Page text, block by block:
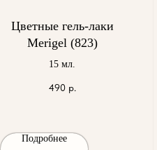
Цветные гель-лаки
Merigel (823)
15 мл.
490 р.
Подробнее